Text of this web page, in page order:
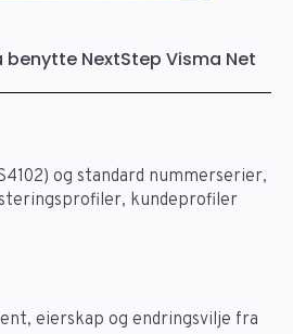
NextStep Visma Net
og standard nummerserier,
kundeprofiler
eierskap og endringsvilje fra